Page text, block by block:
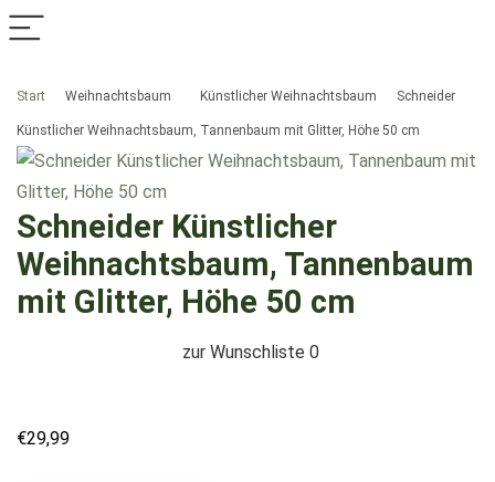
Start Weihnachtsbaum Künstlicher Weihnachtsbaum Schneider
Künstlicher Weihnachtsbaum, Tannenbaum mit Glitter, Höhe 50 cm
Schneider Künstlicher
Weihnachtsbaum, Tannenbaum
mit Glitter, Höhe 50 cm
zur Wunschliste 0
€29,99